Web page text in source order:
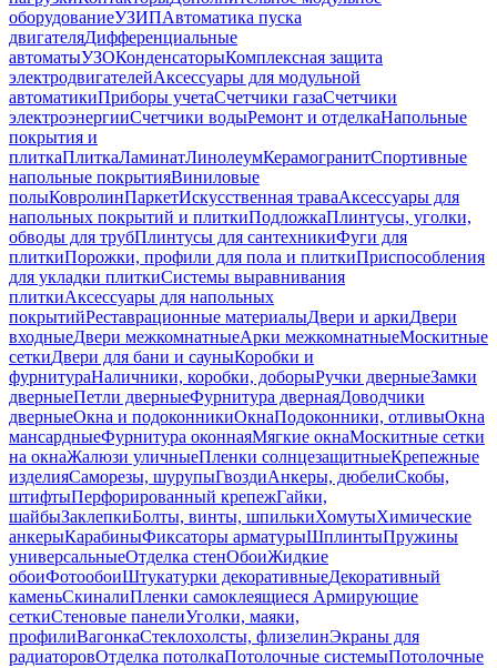
оборудованиеУЗИПАвтоматика пуска
двигателяДифференциальные
автоматыУЗОКонденсаторыКомплексная защита
электродвигателейАксессуары для модульной
автоматикиПриборы учетаСчетчики газаСчетчики
электроэнергииСчетчики водыРемонт и отделкаНапольные
покрытия и
плиткаПлиткаЛаминатЛинолеумКерамогранитСпортивные
напольные покрытияВиниловые
полыКовролинПаркетИскусственная траваАксессуары для
напольных покрытий и плиткиПодложкаПлинтусы, уголки,
обводы для трубПлинтусы для сантехникиФуги для
плиткиПорожки, профили для пола и плиткиПриспособления
для укладки плиткиСистемы выравнивания
плиткиАксессуары для напольных
покрытийРеставрационные материалыДвери и аркиДвери
входныеДвери межкомнатныеАрки межкомнатныеМоскитные
сеткиДвери для бани и сауныКоробки и
фурнитураНаличники, коробки, доборыРучки дверныеЗамки
дверныеПетли дверныеФурнитура двернаяДоводчики
дверныеОкна и подоконникиОкнаПодоконники, отливыОкна
мансардныеФурнитура оконнаяМягкие окнаМоскитные сетки
на окнаЖалюзи уличныеПленки солнцезащитныеКрепежные
изделияСаморезы, шурупыГвоздиАнкеры, дюбелиСкобы,
штифтыПерфорированный крепежГайки,
шайбыЗаклепкиБолты, винты, шпилькиХомутыХимические
анкерыКарабиныФиксаторы арматурыШплинтыПружины
универсальныеОтделка стенОбоиЖидкие
обоиФотообоиШтукатурки декоративныеДекоративный
каменьСкиналиПленки самоклеящиеся Армирующие
сеткиСтеновые панелиУголки, маяки,
профилиВагонкаСтеклохолсты, флизелинЭкраны для
радиаторовОтделка потолкаПотолочные системыПотолочные